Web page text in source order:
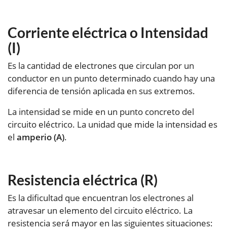
Corriente eléctrica o Intensidad
(I)
Es la cantidad de electrones que circulan por un
conductor en un punto determinado cuando hay una
diferencia de tensión aplicada en sus extremos.
La intensidad se mide en un punto concreto del
circuito eléctrico. La unidad que mide la intensidad es
el amperio (A).
Resistencia eléctrica (R)
Es la dificultad que encuentran los electrones al
atravesar un elemento del circuito eléctrico. La
resistencia será mayor en las siguientes situaciones: